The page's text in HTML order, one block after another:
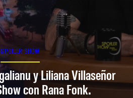
SPOILER SHOW
y Liliana Villaseñor
con Rana Fonk.